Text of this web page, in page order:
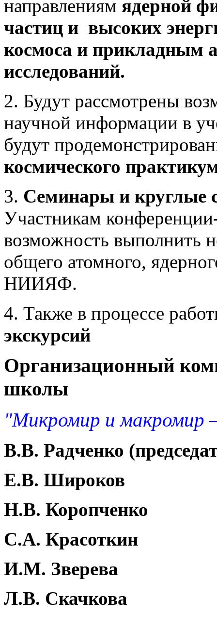
направлениям ядерной
частиц и высоких
космоса и прикладным
исследований.
2. Будут рассмотрены
научной информации в
будут
космического
3. Семинары и круглые
Участникам
возможность выполнить
общего атомного,
НИИЯФ.
4. Также в процессе
экскурсий
Организационный
школы
"Микромир и макромир
В.В. Радченко
Е.В. Широков
Н.В. Коропченко
С.А. Красоткин
И.М. Зверева
Л.В. Скачкова